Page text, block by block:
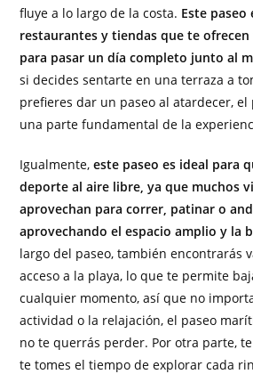
fluye a lo largo de la costa. Este paseo
restaurantes y tiendas que te
para pasar un día completo junto al
si decides sentarte en una terraza a
prefieres dar un paseo al atardecer, el
una parte fundamental de la
Igualmente,este paseo es ideal para
deporte al aire libre, ya que muchos
aprovechan para correr, patinar o
aprovechando el espacio amplio y la
largo del paseo, también encontrarás
acceso a la playa, lo que te permite
cualquier momento, así que no
actividad o la relajación, el paseo
no te querrás perder. Por otra parte,
te tomes el tiempo de explorar cada